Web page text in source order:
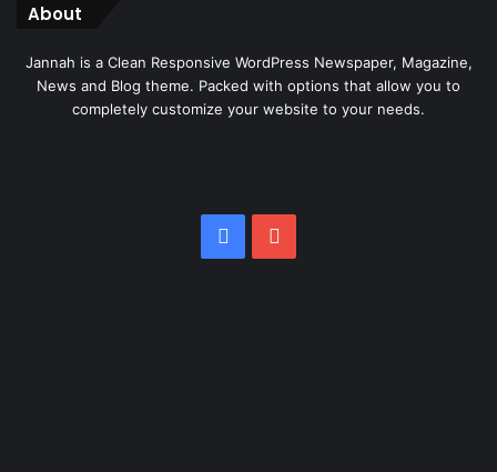
About
Jannah is a Clean Responsive WordPress Newspaper, Magazine,
News and Blog theme. Packed with options that allow you to
completely customize your website to your needs.
Facebook